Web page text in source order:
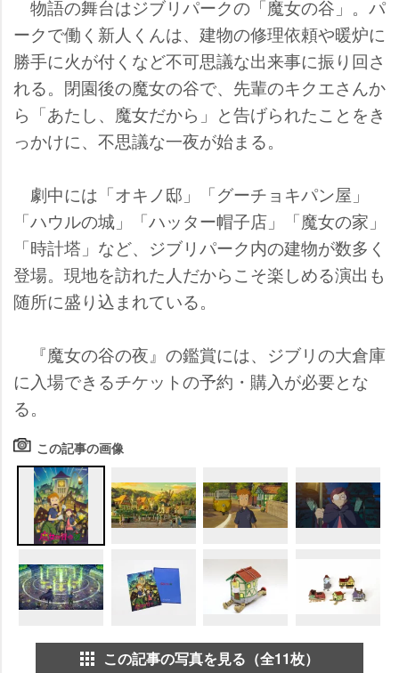
物語の舞台はジブリパークの「魔女の谷」。パ
ークで働く新人くんは、建物の修理依頼や暖炉に
勝手に火が付くなど不可思議な出来事に振り回さ
れる。閉園後の魔女の谷で、先輩のキクエさんか
ら「あたし、魔女だから」と告げられたことをき
っかけに、不思議な一夜が始まる。
劇中には「オキノ邸」「グーチョキパン屋」
「ハウルの城」「ハッター帽子店」「魔女の家」
「時計塔」など、ジブリパーク内の建物が数多く
登場。現地を訪れた人だからこそ楽しめる演出も
随所に盛り込まれている。
『魔女の谷の夜』の鑑賞には、ジブリの大倉庫
に入場できるチケットの予約・購入が必要とな
る。
この記事の画像
この記事の写真を見る（全11枚）